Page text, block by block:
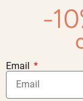
-
Email